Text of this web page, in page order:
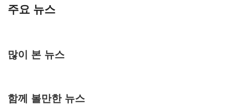
주요 뉴스
많이 본 뉴스
함께 볼만한 뉴스